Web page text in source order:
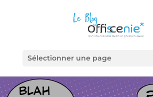
Sélectionner une page